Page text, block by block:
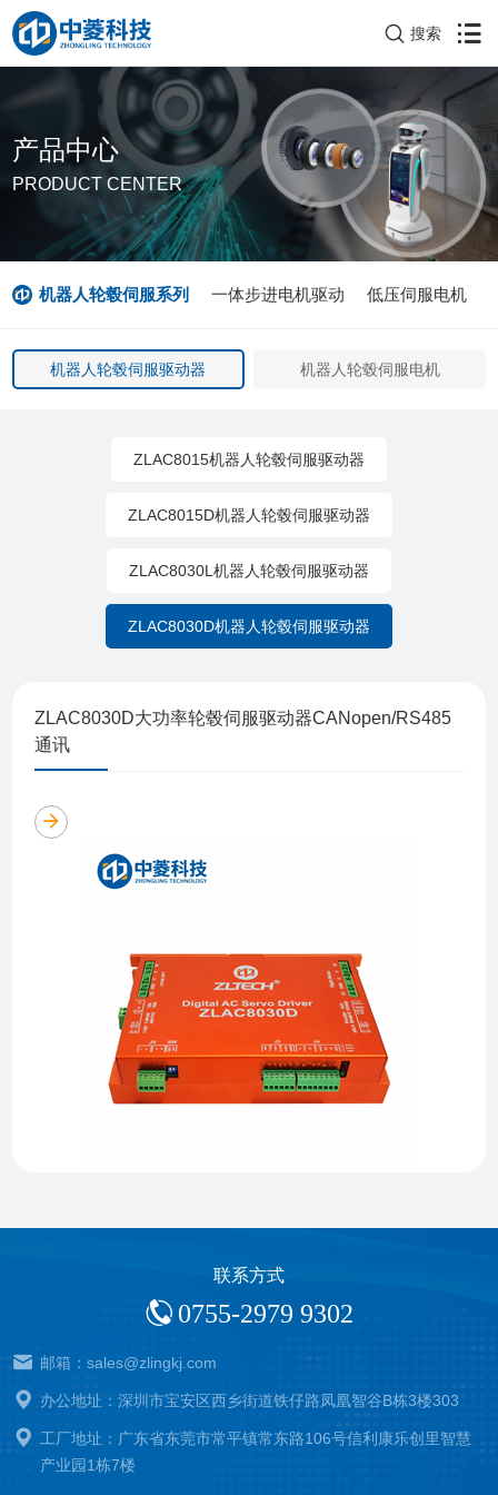
搜索
产品中心
PRODUCT CENTER
机器人轮毂伺服系列 一体步进电机驱动 低压伺服电机
机器人轮毂伺服驱动器 机器人轮毂伺服电机
ZLAC8015机器人轮毂伺服驱动器
ZLAC8015D机器人轮毂伺服驱动器
ZLAC8030L机器人轮毂伺服驱动器
ZLAC8030D机器人轮毂伺服驱动器
ZLAC8030D大功率轮毂伺服驱动器CANopen/RS485
通讯
联系方式
0755-2979 9302
邮箱：sales@zlingkj.com
办公地址：深圳市宝安区西乡街道铁仔路凤凰智谷B栋3楼303
工厂地址：广东省东莞市常平镇常东路106号信利康乐创里智慧
产业园1栋7楼